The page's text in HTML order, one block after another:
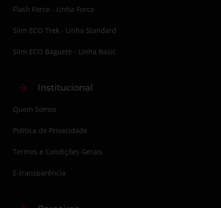
Flash Force - Linha Force
Slim ECO Trek - Linha Standard
Slim ECO Baguete - Linha Basic
Institucional
Quem Somos
Política de Privacidade
Termos e Condições Gerais
E-transparência